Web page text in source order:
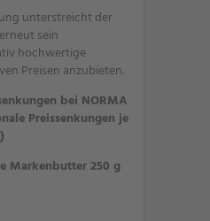
unterstreicht der
sein
hochwertige
Preisen anzubieten.
bei NORMA
Preissenkungen je
Markenbutter 250 g